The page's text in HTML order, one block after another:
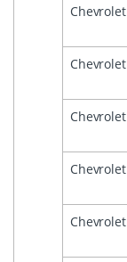
Chevrolet
Chevrolet
Chevrolet
Chevrolet
Chevrolet